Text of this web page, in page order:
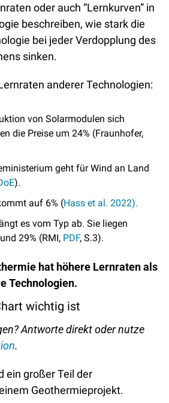
oder auch “Lernkurven” in
beschreiben, wie stark die
bei jeder Verdopplung des
sinken.
anderer Technologien:
von Solarmodulen sich
geht für Wind an Land
).
auf 6% (Hass et al. 2022).
es vom Typ ab. Sie liegen
29% (RMI, PDF, S.3).
hat höhere Lernraten als
Technologien.
wichtig ist
Antworte direkt oder nutze
.
ein großer Teil der
Geothermieprojekt.